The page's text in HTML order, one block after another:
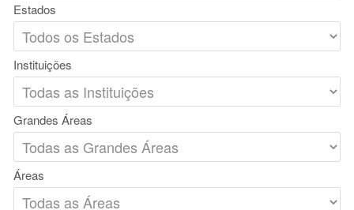
Estados
Instituições
Grandes Áreas
Áreas